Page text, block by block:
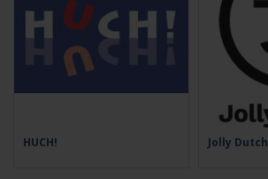
HUCH! Jolly Dutch